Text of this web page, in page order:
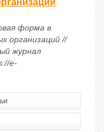
форма в
организаций //
журнал
e-